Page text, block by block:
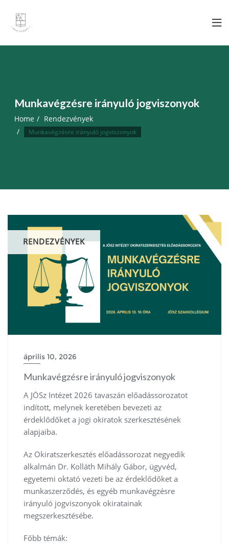
content
Munkavégzésre irányuló jogviszonyok
Home Rendezvények
Munkavégzésre irányuló jogviszonyok
RENDEZVÉNYEK
április 10, 2026
Munkavégzésre irányuló jogviszonyok
A JÖSz Intézet 2026 tavaszán előadássorozatot
indított, melynek keretében bevezeti az
érdeklődőket a jogi okiratok szerkesztésének
alapjaiba.
Az Okiratszerkesztés előadássorozat negyedik
alkalmán Dr. Kolláth Mihály Gábor, ügyvéd,
egyetemi oktató vezeti be az érdeklődőket a
munkaszerződés, és egyéb munkavégzésre
irányuló jogviszonyok okiratainak
megszerkesztésébe.
Főbb témák: